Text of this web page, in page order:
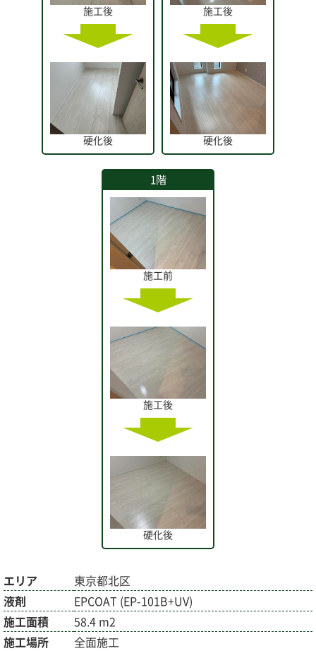
施工後
硬化後
施工後
硬化後
1階
施工前
施工後
硬化後
エリア
東京都北区
液剤
EPCOAT (EP-101B+UV)
施工面積
58.4 m2
施工場所
全面施工